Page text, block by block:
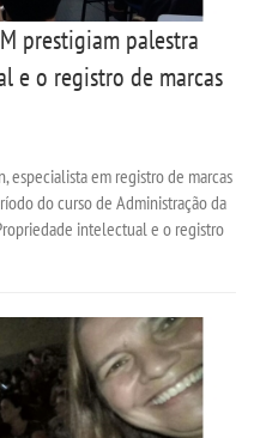
prestigiam palestra
e o registro de marcas
especialista em registro de marcas
do curso de Administração da
intelectual e o registro